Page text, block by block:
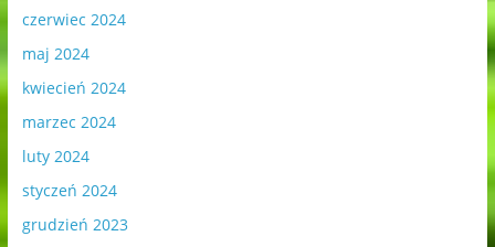
czerwiec 2024
maj 2024
kwiecień 2024
marzec 2024
luty 2024
styczeń 2024
grudzień 2023